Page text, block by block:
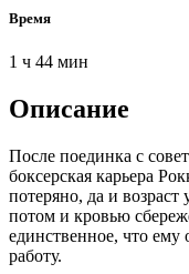
Время
1 ч 44 мин
Описание
После поединка с
боксерская карьера
потеряно, да и
потом и кровью
единственное, что ему
работу.